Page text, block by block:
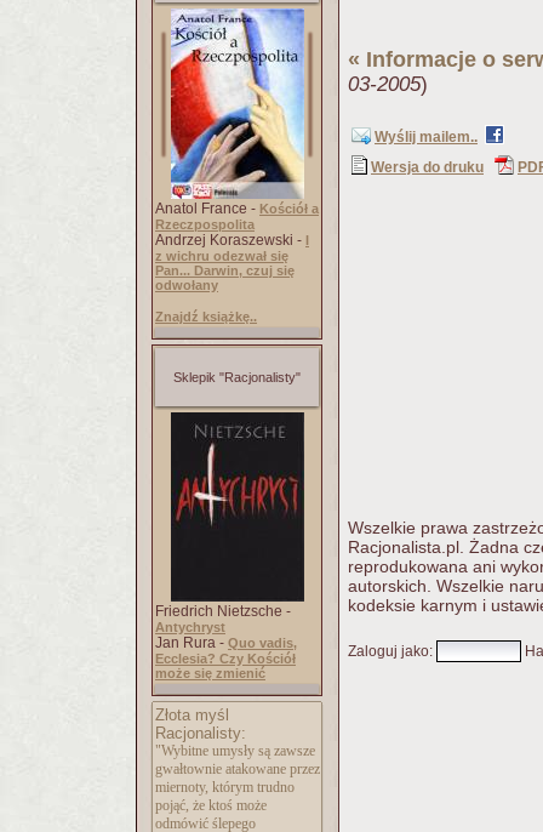
Anatol France - Kościół a
Rzeczpospolita
Andrzej Koraszewski - I
z wichru odezwał się
Pan... Darwin, czuj się
odwołany
Znajdź książkę..
Sklepik "Racjonalisty"
Friedrich Nietzsche -
Antychryst
Jan Rura - Quo vadis,
Ecclesia? Czy Kościół
może się zmienić
Złota myśl
Racjonalisty:
"Wybitne umysły są zawsze
gwałtownie atakowane przez
miernoty, którym trudno
pojąć, że ktoś może
odmówić ślepego
« Informacje o
03-2005)
Wyślij mailem..
Wersja do druku
Wszelkie prawa
Racjonalista.pl. Żadna
reprodukowana ani
autorskich. Wszelkie
kodeksie karnym i
Zaloguj jako: